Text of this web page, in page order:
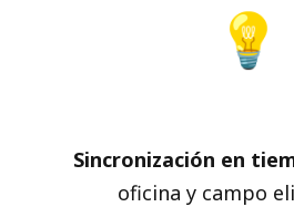
💡
Sincronización en
oficina y campo